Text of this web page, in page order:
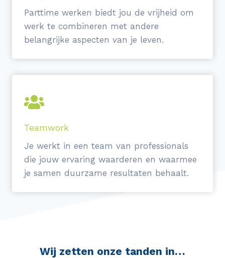
Parttime werken biedt jou de vrijheid om
werk te combineren met andere
belangrijke aspecten van je leven.
Teamwork
Je werkt in een team van professionals
die jouw ervaring waarderen en waarmee
je samen duurzame resultaten behaalt.
Wij zetten onze tanden in…